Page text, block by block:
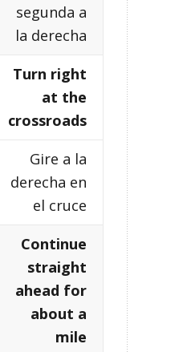
segunda a
la derecha
Turn right
at the
crossroads
Gire a la
derecha en
el cruce
Continue
straight
ahead for
about a
mile